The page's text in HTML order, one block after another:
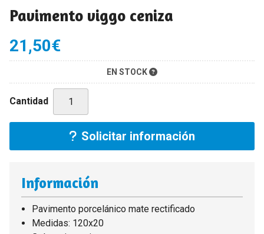
Pavimento viggo ceniza
21,50€
EN STOCK
Cantidad
Solicitar información
Información
Pavimento porcelánico mate rectificado
Medidas: 120x20